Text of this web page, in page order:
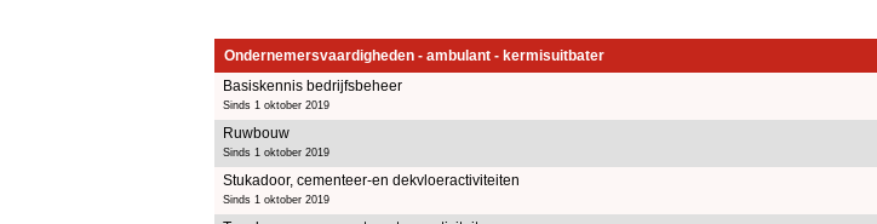
Ondernemersvaardigheden - ambulant - kermisuitbater
Basiskennis bedrijfsbeheer
Sinds 1 oktober 2019
Ruwbouw
Sinds 1 oktober 2019
Stukadoor, cementeer-en dekvloeractiviteiten
Sinds 1 oktober 2019